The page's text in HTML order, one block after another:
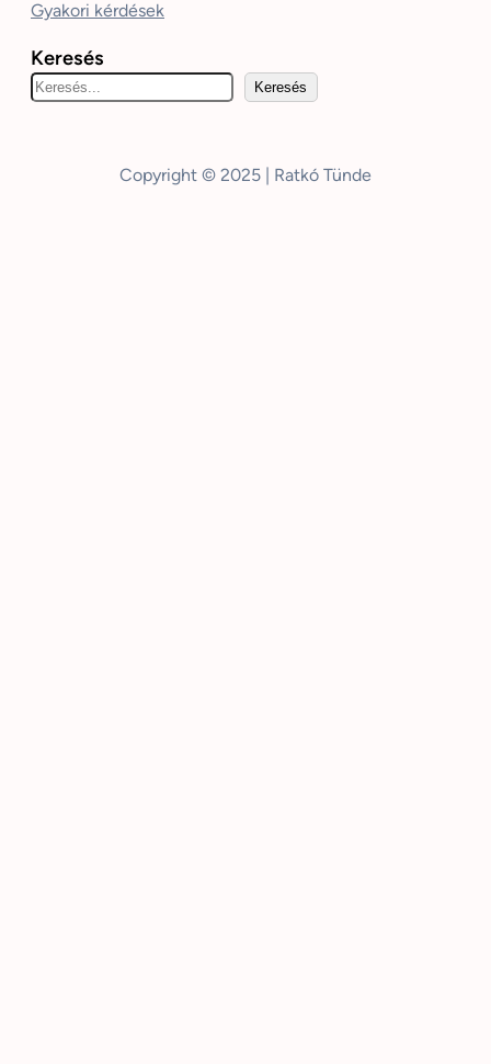
Gyakori kérdések
Keresés
e
s
Keresés
Copyright © 2025 | Ratkó Tünde